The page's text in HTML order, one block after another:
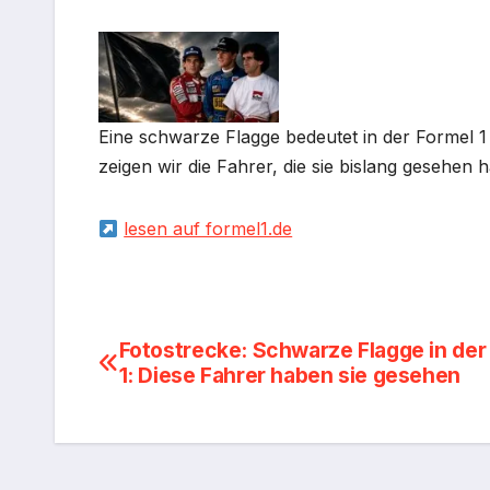
Eine schwarze Flagge bedeutet in der Formel
zeigen wir die Fahrer, die sie bislang gesehen
lesen auf formel1.de
Beitragsnavigation
Fotostrecke: Schwarze Flagge in der
1: Diese Fahrer haben sie gesehen